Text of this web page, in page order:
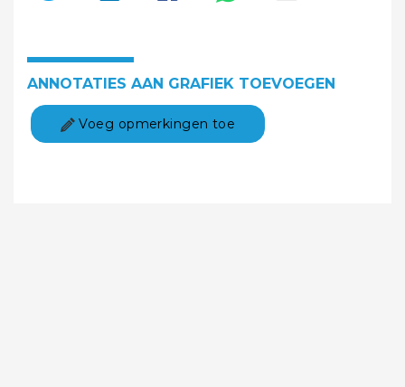
ANNOTATIES AAN GRAFIEK TOEVOEGEN
Voeg opmerkingen toe